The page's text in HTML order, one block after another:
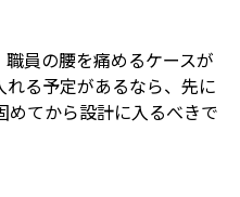
員の腰を痛めるケースが
れる予定があるなら、先に
めてから設計に入るべきで